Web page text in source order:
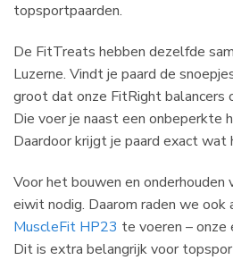
topsportpaarden.
De FitTreats hebben dezelfde
Luzerne. Vindt je paard de
groot dat onze FitRight balancers
Die voer je naast een onbeperkte
Daardoor krijgt je paard exact wat
Voor het bouwen en onderhouden
eiwit nodig. Daarom raden we ook
MuscleFit HP23 te voeren –
Dit is extra belangrijk voor